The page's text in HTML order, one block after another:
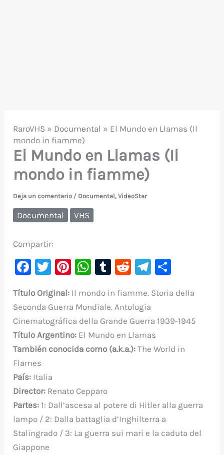
RaroVHS » Documental » El Mundo en Llamas (Il
mondo in fiamme)
El Mundo en Llamas (Il
mondo in fiamme)
Deja un comentario / Documental,VideoStar
Documental VHS
Compartir:
F
c
e
b
o
o
k
T
it
te
r
Pi
er
e
st
W
at
s
A
p
T
m
bl
r
R
d
di
t
Te
gr
a
m
m
p
ti
Título Original: Il mondo in fiamme. Storia della
Seconda Guerra Mondiale. Antologia
Cinematográfica della Grande Guerra 1939-1945
Título Argentino: El Mundo en Llamas
También conocida como (a.k.a.): The World in
Flames
País: Italia
Director: Renato Cepparo
Partes: 1: Dall’ascesa al potere di Hitler alla guerra
lampo / 2: Dalla battaglia d’Inghilterra a
Stalingrado / 3: La guerra sui mari e la caduta del
Giappone